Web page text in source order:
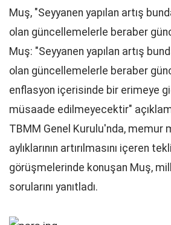
Muş, "Seyyanen yapılan artış
olan güncellemelerle beraber
Muş: "Seyyanen yapılan artış
olan güncellemelerle beraber
enflasyon içerisinde bir erimeye
müsaade edilmeyecektir"
TBMM Genel Kurulu'nda, memur
aylıklarının artırılmasını içeren
görüşmelerinde konuşan Muş,
sorularını yanıtladı.